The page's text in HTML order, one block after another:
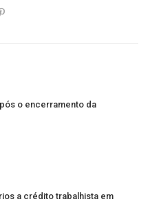
o encerramento da
a crédito trabalhista em